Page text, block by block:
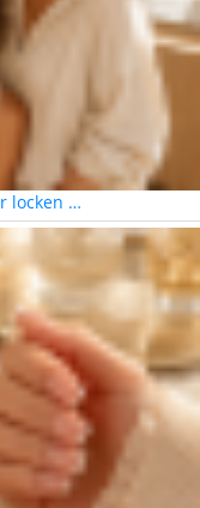
locken …